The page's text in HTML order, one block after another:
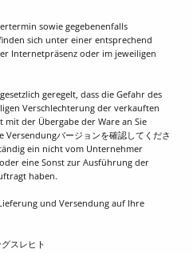
sowie gegebenenfalls
sich unter einer entsprechend
Internetpräsenz oder im jeweiligen
geregelt, dass die Gefahr des
Verschlechterung der verkauften
mit der Übergabe der Ware an Sie
バージョンを確認してくださ
ein nicht vom Unternehmer
eine Sonst zur Ausführung der
haben.
und Versendung auf Ihre
スレヒト